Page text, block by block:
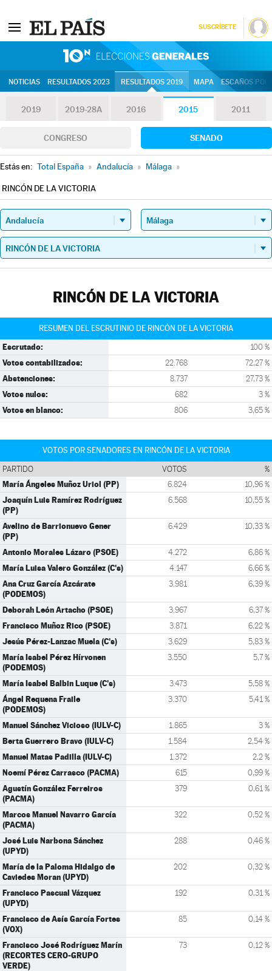
SUSCRÍBETE
NOTICIAS RESULTADOS 2023 RESULTADOS 2019 MAPA ESCAÑOS
2019 2019-28A 2016 2015 2011
CONGRESO SENADO
Estás en: Total España » Andalucía » Málaga »
RINCÓN DE LA VICTORIA
RINCÓN DE LA VICTORIA
RESUMEN DEL ESCRUTINIO DE RINCÓN DE LA VICTORIA
Escrutado: 100 %
Votos contabilizados: 22.768 72,27 %
Abstenciones: 8.737 27,73 %
Votos nulos: 682 3 %
Votos en blanco: 806 3,65 %
VOTOS POR SENADORES EN RINCÓN DE LA VICTORIA
PARTIDO VOTOS %
María Ángeles Muñoz Uriol (PP) 6.824 10,96 %
Joaquín Luis Ramírez Rodríguez
(PP)
6.568 10,55 %
Avelino de Barrionuevo Gener
(PP)
6.429 10,33 %
Antonio Morales Lázaro (PSOE) 4.272 6,86 %
María Luisa Valero González (C's) 4.147 6,66 %
Ana Cruz García Azcárate
(PODEMOS)
3.981 6,39 %
Deborah León Artacho (PSOE) 3.967 6,37 %
Francisco Muñoz Rico (PSOE) 3.871 6,22 %
Jesús Pérez-Lanzac Muela (C's) 3.629 5,83 %
María Isabel Pérez Hírvonen
(PODEMOS)
3.550 5,7 %
María Isabel Balbin Luque (C's) 3.473 5,58 %
Ángel Requena Fraile
(PODEMOS)
3.370 5,41 %
Manuel Sánchez Vicioso (IULV-C) 1.865 3 %
Berta Guerrero Bravo (IULV-C) 1.584 2,54 %
Manuel Matas Padilla (IULV-C) 1.372 2,2 %
Noemí Pérez Carrasco (PACMA) 615 0,99 %
Agustín González Ferreiros
(PACMA)
379 0,61 %
Marcos Manuel Navarro García
(PACMA)
322 0,52 %
José Luis Narbona Sánchez
(UPYD)
288 0,46 %
María de la Paloma Hidalgo de
Caviedes Moran (UPYD)
202 0,32 %
Francisco Pascual Vázquez
(UPYD)
192 0,31 %
Francisco de Asís García Fortes
(VOX)
85 0,14 %
Francisco José Rodríguez Marín
(RECORTES CERO-GRUPO
VERDE)
73 0,12 %